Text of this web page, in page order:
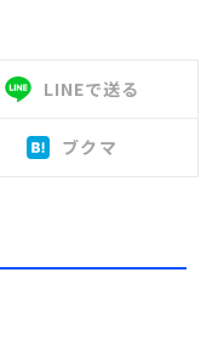
LINEで送る
ブクマ